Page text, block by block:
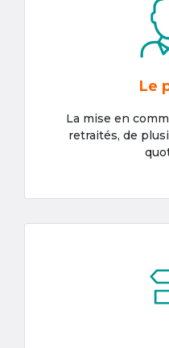
Le
La mise en
retraités, de